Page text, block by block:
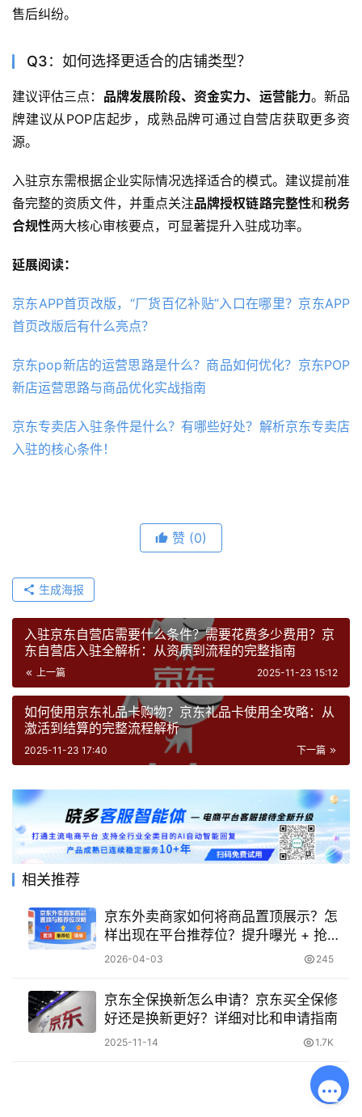
售后纠纷。
Q3：如何选择更适合的店铺类型？
建议评估三点： 品牌发展阶段、资金实力、运营能力。新品
牌建议从POP店起步，成熟品牌可通过自营店获取更多资
源。
入驻京东需根据企业实际情况选择适合的模式。建议提前准
备完整的资质文件，并重点关注品牌授权链路完整性和税务
合规性两大核心审核要点，可显著提升入驻成功率。
延展阅读：
京东APP首页改版，“厂货百亿补贴”入口在哪里？京东APP
首页改版后有什么亮点？
京东pop新店的运营思路是什么？商品如何优化？京东POP
新店运营思路与商品优化实战指南
京东专卖店入驻条件是什么？有哪些好处？解析京东专卖店
入驻的核心条件！
赞 (0)
生成海报
入驻京东自营店需要什么条件？需要花费多少费用？京
东自营店入驻全解析：从资质到流程的完整指南
上一篇 2025-11-23 15:12
如何使用京东礼品卡购物？京东礼品卡使用全攻略：从
激活到结算的完整流程解析
下一篇
2025-11-23 17:40
相关推荐
京东外卖商家如何将商品置顶展示？怎
样出现在平台推荐位？提升曝光 + 抢占
流量，让店铺商品快速出圈！
2026-04-03 245
京东全保换新怎么申请？京东买全保修
好还是换新更好？详细对比和申请指南
2025-11-14 1.7K